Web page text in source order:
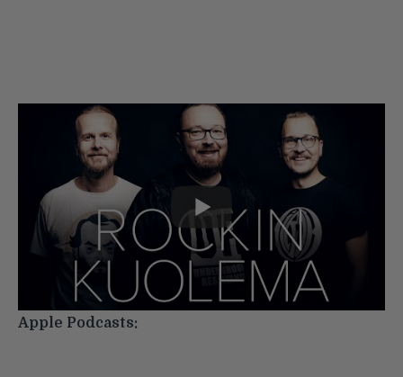
Apple Podcasts: